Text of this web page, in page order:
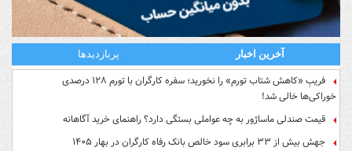
آخرین اخبار پربازدیدها
فریبِ «کاهش شتاب تورم» را نخورید؛ سفره کارگران با تورم ۱۲۸ درصدی
خوراکی‌ها خالی شد!
قیمت صندلی ماساژور به چه عواملی بستگی دارد؟ راهنمای خرید آگاهانه
جهش بیش از ۳۳ برابری سود خالص بانک رفاه کارگران در بهار ۱۴۰۵